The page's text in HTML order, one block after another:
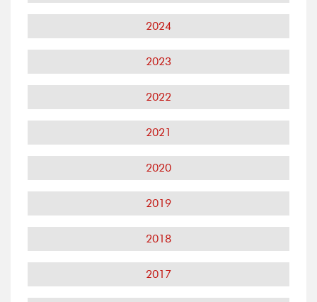
2024
2023
2022
2021
2020
2019
2018
2017